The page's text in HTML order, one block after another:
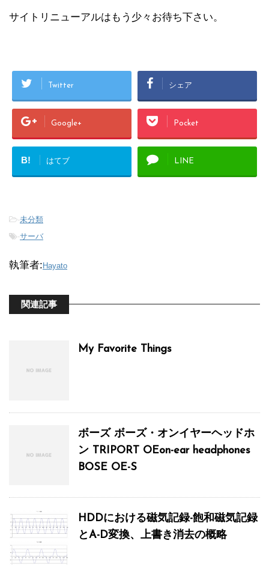
サイトリニューアルはもう少々お待ち下さい。
Twitter シェア
Google+ Pocket
B! はてブ LINE
-未分類
-サーバ
執筆者: Hayato
関連記事
My Favorite Things
ボーズ ボーズ・オンイヤーヘッドホ
ン TRIPORT OEon-ear headphones
BOSE OE-S
HDDにおける磁気記録-飽和磁気記録
とA-D変換、上書き消去の概略